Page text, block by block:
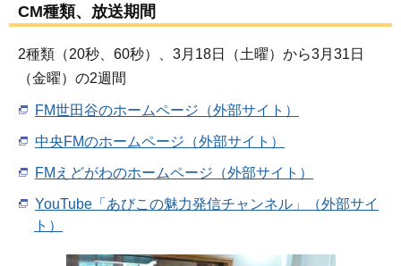
CM種類、放送期間
2種類（20秒、60秒）、3月18日（土曜）から3月31日
（金曜）の2週間
FM世田谷のホームページ（外部サイト）
中央FMのホームページ（外部サイト）
FMえどがわのホームページ（外部サイト）
YouTube「あびこの魅力発信チャンネル」（外部サイ
ト）